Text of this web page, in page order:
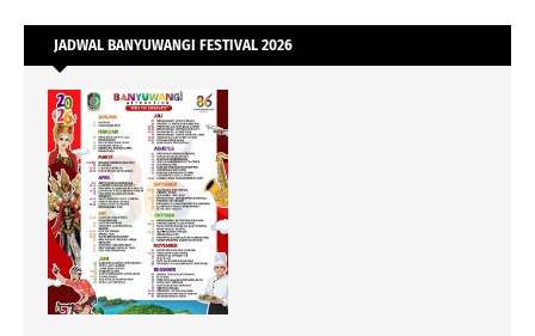
JADWAL BANYUWANGI FESTIVAL 2026